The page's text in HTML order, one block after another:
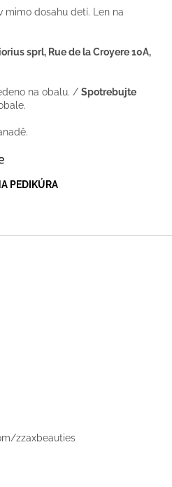
mimo dosahu detí. Len na
sprl, Rue de la Croyere 10A,
na obalu. / Spotrebujte
PEDIKÚRA
zzaxbeauties